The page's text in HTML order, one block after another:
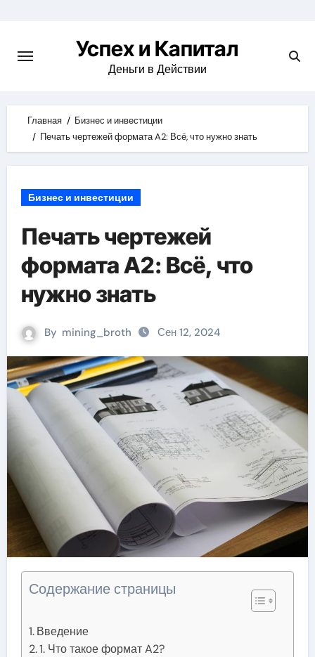
content
Успех и Капитал
Деньги в Действии
Главная
Бизнес и инвестиции
Печать чертежей формата A2: Всё, что нужно знать
Бизнес и инвестиции
Печать чертежей
формата A2: Всё, что
нужно знать
By mining_broth Сен 12, 2024
Содержание страницы
Введение
1. Что такое формат A2?